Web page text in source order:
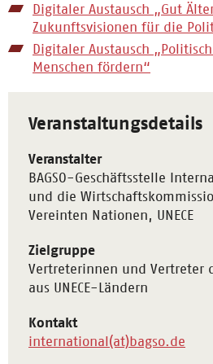
Digitaler Austausch „Gut
Zukunftsvisionen für die
Digitaler Austausch
Menschen fördern“
Veranstaltungsdetails
Veranstalter
BAGSO-Geschäftsstelle
und die
Vereinten Nationen, UNECE
Zielgruppe
Vertreterinnen und Vertreter
aus UNECE-Ländern
Kontakt
international(at)bagso.de